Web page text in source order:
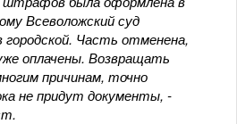
Всеволожский суд
городской. Часть отменена,
оплачены. Возвращать
причинам, точно
не придут документы, -